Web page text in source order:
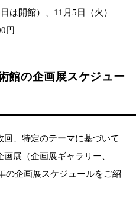
は開館）、11月5日（火）
円
館の企画展スケジュー
、特定のテーマに基づいて
展（企画展ギャラリー、
の企画展スケジュールをご紹